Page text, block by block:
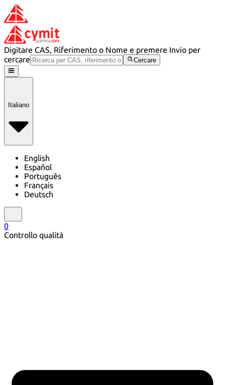
Digitare CAS, Riferimento o Nome e premere Invio per
cercare
Cercare
Italiano
English
Español
Português
Français
Deutsch
0
Controllo qualità